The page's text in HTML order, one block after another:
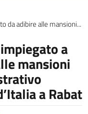
da adibire alle mansioni...
a
mansioni
a Rabat